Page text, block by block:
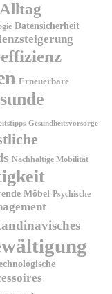
Datensicherheit
Erneuerbare
Gesundheitsvorsorge
Nachhaltige Mobilität
Möbel Psychische